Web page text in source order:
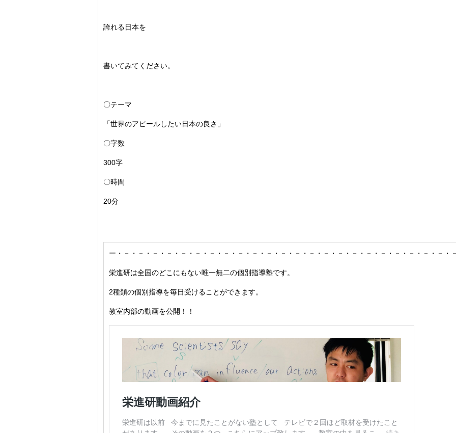
誇れる日本を
書いてみてください。
〇テーマ
「世界のアピールしたい日本の良さ」
〇字数
300字
〇時間
20分
ー・－・－・－・－・－・－・－・－・－・－・－・－・－・－・－・－・－・－・－・－・－・－・－・
栄進研は全国のどこにもない唯一無二の個別指導塾です。
2種類の個別指導を毎日受けることができます。
教室内部の動画を公開！！